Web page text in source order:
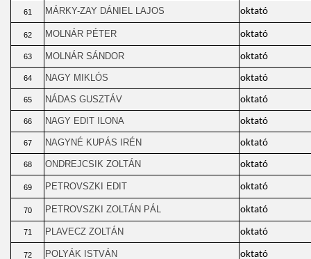
61 MÁRKY-ZAY DÁNIEL LAJOS oktató
62 MOLNÁR PÉTER oktató
63 MOLNÁR SÁNDOR oktató
64 NAGY MIKLÓS oktató
65 NÁDAS GUSZTÁV oktató
66 NAGY EDIT ILONA oktató
67 NAGYNÉ KUPÁS IRÉN oktató
68 ONDREJCSIK ZOLTÁN oktató
69 PETROVSZKI EDIT oktató
70 PETROVSZKI ZOLTÁN PÁL oktató
71 PLAVECZ ZOLTÁN oktató
72 POLYÁK ISTVÁN oktató